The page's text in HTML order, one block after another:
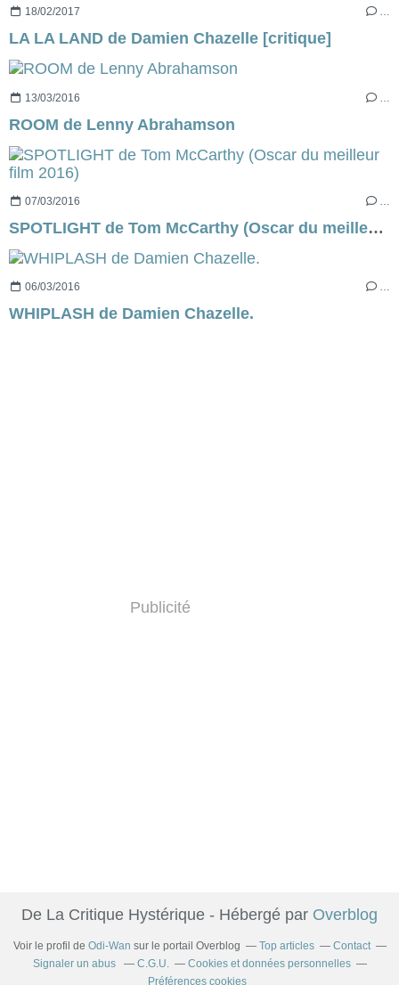
18/02/2017 …
LA LA LAND de Damien Chazelle [critique]
13/03/2016
ROOM de Lenny Abrahamson
07/03/2016 …
SPOTLIGHT de Tom McCarthy (Oscar du meilleur film 2016)
06/03/2016 …
WHIPLASH de Damien Chazelle.
Publicité
De La Critique Hystérique - Hébergé par Overblog
Voir le profil de Odi-Wan sur le portail Overblog Top articles
Contact
Signaler un abus
C.G.U.
Cookies et données personnelles
Préférences cookies